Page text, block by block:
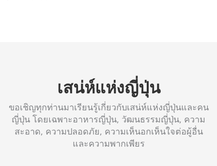
เสน่ห์แห่งญี่ปุ่น
ขอเชิญทุกท่านมาเรียนรู้เกี่ยวกับเสน่ห์แห่งญี่ปุ่นและคน
ญี่ปุ่น โดยเฉพาะอาหารญี่ปุ่น, วัฒนธรรมญี่ปุ่น, ความ
สะอาด, ความปลอดภัย, ความเห็นอกเห็นใจต่อผู้อื่น
และความพากเพียร